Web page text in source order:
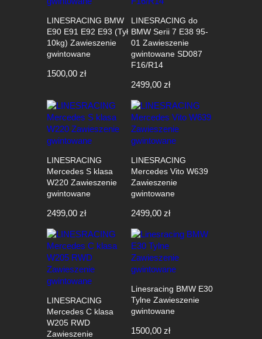
LINESRACING BMW
E90 E91 E92 E93 (Tył
10kg) Zawieszenie
gwintowane
1500,00 zł
LINESRACING do
BMW Serii 7 E38 95-
01 Zawieszenie
gwintowane SD087
F16/R14
2499,00 zł
LINESRACING
Mercedes S klasa
W220 Zawieszenie
gwintowane
2499,00 zł
LINESRACING
Mercedes Vito W639
Zawieszenie
gwintowane
2499,00 zł
LINESRACING
Mercedes C klasa
W205 RWD
Zawieszenie
Linesracing BMW E30
Tylne Zawieszenie
gwintowane
1500,00 zł